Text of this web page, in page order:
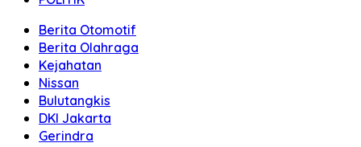
Berita Otomotif
Berita Olahraga
Kejahatan
Nissan
Bulutangkis
DKI Jakarta
Gerindra